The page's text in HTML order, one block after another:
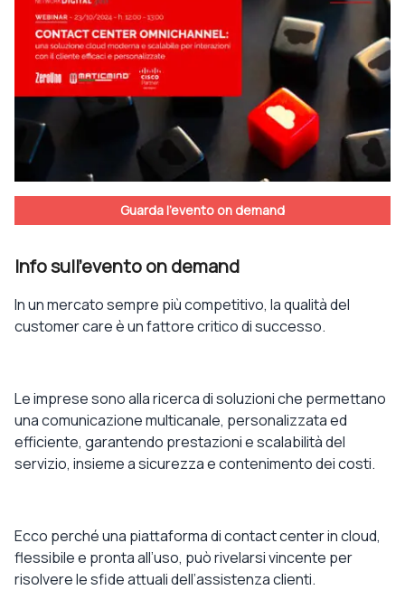
Guarda l'evento on demand
Info sull'evento on demand
In un mercato sempre più competitivo, la qualità del
customer care è un fattore critico di successo.
Le imprese sono alla ricerca di soluzioni che permettano
una comunicazione multicanale, personalizzata ed
efficiente, garantendo prestazioni e scalabilità del
servizio, insieme a sicurezza e contenimento dei costi.
Ecco perchéuna piattaforma di contact center in cloud,
flessibile e pronta all’uso, può rivelarsi vincente per
risolvere le sfide attuali dell’assistenza clienti.